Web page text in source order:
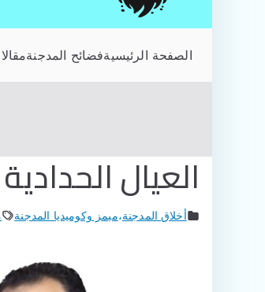
الصفحة الرئيسيةفضائح المدجنة
العيال الحدادية
أخلاق المدجنة،ميمز وكوميديا المدجنة